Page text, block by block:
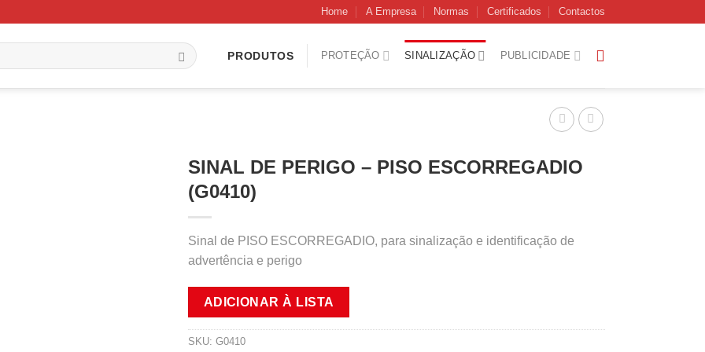
Home A Empresa Normas Certificados Contactos
PRODUTOS PROTEÇÃO SINALIZAÇÃO PUBLICIDADE
SINAL DE PERIGO – PISO ESCORREGADIO
(G0410)
Sinal de PISO ESCORREGADIO, para sinalização e identificação de
advertência e perigo
ADICIONAR À LISTA
SKU: G0410